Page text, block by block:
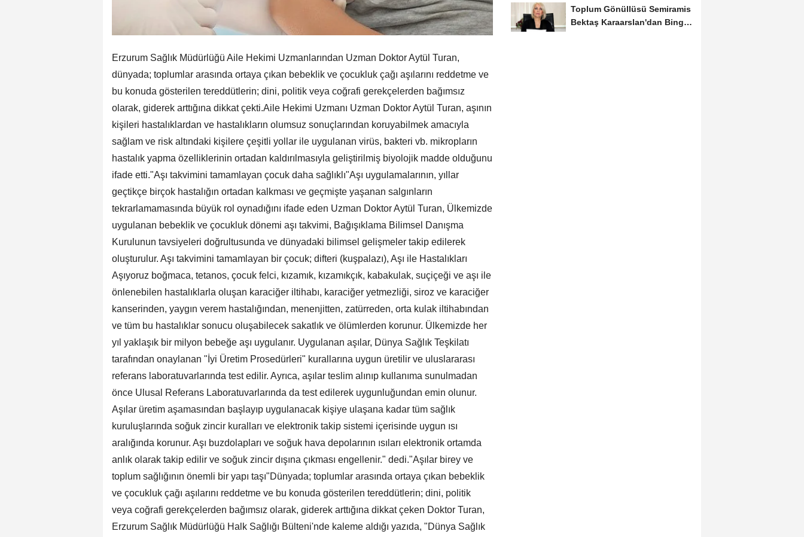
Erzurum Sağlık Müdürlüğü Aile Hekimi Uzmanlarından Uzman Doktor Aytül Turan,
dünyada; toplumlar arasında ortaya çıkan bebeklik ve çocukluk çağı aşılarını reddetme ve
bu konuda gösterilen tereddütlerin; dini, politik veya coğrafi gerekçelerden bağımsız
olarak, giderek arttığına dikkat çekti.Aile Hekimi Uzmanı Uzman Doktor Aytül Turan, aşının
kişileri hastalıklardan ve hastalıkların olumsuz sonuçlarından koruyabilmek amacıyla
sağlam ve risk altındaki kişilere çeşitli yollar ile uygulanan virüs, bakteri vb. mikropların
hastalık yapma özelliklerinin ortadan kaldırılmasıyla geliştirilmiş biyolojik madde olduğunu
ifade etti."Aşı takvimini tamamlayan çocuk daha sağlıklı"Aşı uygulamalarının, yıllar
geçtikçe birçok hastalığın ortadan kalkması ve geçmişte yaşanan salgınların
tekrarlamamasında büyük rol oynadığını ifade eden Uzman Doktor Aytül Turan, Ülkemizde
uygulanan bebeklik ve çocukluk dönemi aşı takvimi, Bağışıklama Bilimsel Danışma
Kurulunun tavsiyeleri doğrultusunda ve dünyadaki bilimsel gelişmeler takip edilerek
oluşturulur. Aşı takvimini tamamlayan bir çocuk; difteri (kuşpalazı), Aşı ile Hastalıkları
Aşıyoruz boğmaca, tetanos, çocuk felci, kızamık, kızamıkçık, kabakulak, suçiçeği ve aşı ile
önlenebilen hastalıklarla oluşan karaciğer iltihabı, karaciğer yetmezliği, siroz ve karaciğer
kanserinden, yaygın verem hastalığından, menenjitten, zatürreden, orta kulak iltihabından
ve tüm bu hastalıklar sonucu oluşabilecek sakatlık ve ölümlerden korunur. Ülkemizde her
yıl yaklaşık bir milyon bebeğe aşı uygulanır. Uygulanan aşılar, Dünya Sağlık Teşkilatı
tarafından onaylanan "İyi Üretim Prosedürleri" kurallarına uygun üretilir ve uluslararası
referans laboratuvarlarında test edilir. Ayrıca, aşılar teslim alınıp kullanıma sunulmadan
önce Ulusal Referans Laboratuvarlarında da test edilerek uygunluğundan emin olunur.
Aşılar üretim aşamasından başlayıp uygulanacak kişiye ulaşana kadar tüm sağlık
kuruluşlarında soğuk zincir kuralları ve elektronik takip sistemi içerisinde uygun ısı
aralığında korunur. Aşı buzdolapları ve soğuk hava depolarının ısıları elektronik ortamda
anlık olarak takip edilir ve soğuk zincir dışına çıkması engellenir." dedi."Aşılar birey ve
toplum sağlığının önemli bir yapı taşı"Dünyada; toplumlar arasında ortaya çıkan bebeklik
ve çocukluk çağı aşılarını reddetme ve bu konuda gösterilen tereddütlerin; dini, politik
veya coğrafi gerekçelerden bağımsız olarak, giderek arttığına dikkat çeken Doktor Turan,
Erzurum Sağlık Müdürlüğü Halk Sağlığı Bülteni'nde kaleme aldığı yazıda, "Dünya Sağlık
Toplum Gönüllüsü Semiramis
Bektaş Karaarslan'dan Bingöl